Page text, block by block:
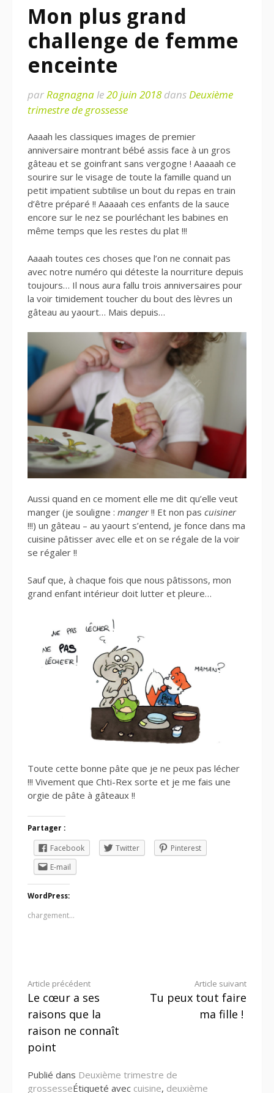
Mon plus grand
challenge de femme
enceinte
parRagnagnale20 juin 2018dansDeuxième
trimestre de grossesse
Aaaah les classiques images de premier
anniversaire montrant bébé assis face à un gros
gâteau et se goinfrant sans vergogne ! Aaaaah ce
sourire sur le visage de toute la famille quand un
petit impatient subtilise un bout du repas en train
d’être préparé !! Aaaaah ces enfants de la sauce
encore sur le nez se pourléchant les babines en
même temps que les restes du plat !!!
Aaaah toutes ces choses que l’on ne connait pas
avec notre numéro qui déteste la nourriture depuis
toujours… Il nous aura fallu trois anniversaires pour
la voir timidement toucher du bout des lèvres un
gâteau au yaourt… Mais depuis…
Aussi quand en ce moment elle me dit qu’elle veut
manger (je souligne : manger!! Et non pas cuisiner
!!!) un gâteau – au yaourt s’entend, je fonce dans ma
cuisine pâtisser avec elle et on se régale de la voir
se régaler !!
Sauf que, à chaque fois que nous pâtissons, mon
grand enfant intérieur doit lutter et pleure…
Toute cette bonne pâte que je ne peux pas lécher
!!! Vivement que Chti-Rex sorte et je me fais une
orgie de pâte à gâteaux !!
Partager :
Facebook Twitter
Pinterest
E-mail
WordPress:
chargement…
Lire
la
suite
Article précédent
Le cœur a ses
raisons que la
raison ne connaît
point
Article suivant
Tu peux tout faire
ma fille !
Publié dans Deuxième trimestre de
grossesseÉtiqueté avec cuisine, deuxième